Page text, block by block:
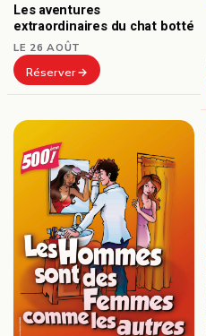
Les aventures
extraordinaires du chat botté
LE 26 AOÛT
Réserver